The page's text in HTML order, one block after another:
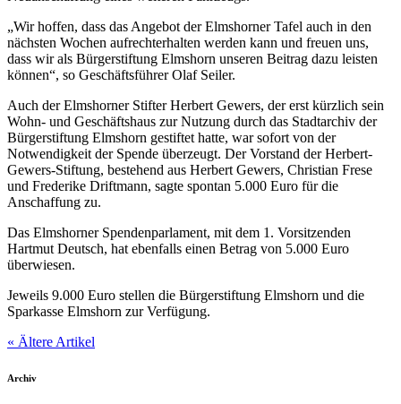
„Wir hoffen, dass das Angebot der Elmshorner Tafel auch in den
nächsten Wochen aufrechterhalten werden kann und freuen uns,
dass wir als Bürgerstiftung Elmshorn unseren Beitrag dazu leisten
können“, so Geschäftsführer Olaf Seiler.
Auch der Elmshorner Stifter Herbert Gewers, der erst kürzlich sein
Wohn- und Geschäftshaus zur Nutzung durch das Stadtarchiv der
Bürgerstiftung Elmshorn gestiftet hatte, war sofort von der
Notwendigkeit der Spende überzeugt. Der Vorstand der Herbert-
Gewers-Stiftung, bestehend aus Herbert Gewers, Christian Frese
und Frederike Driftmann, sagte spontan 5.000 Euro für die
Anschaffung zu.
Das Elmshorner Spendenparlament, mit dem 1. Vorsitzenden
Hartmut Deutsch, hat ebenfalls einen Betrag von 5.000 Euro
überwiesen.
Jeweils 9.000 Euro stellen die Bürgerstiftung Elmshorn und die
Sparkasse Elmshorn zur Verfügung.
« Ältere Artikel
Archiv